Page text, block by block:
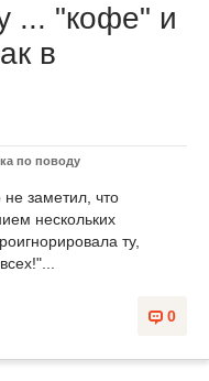
... "кофе" и
в
по поводу
заметил, что
нескольких
ту,
0